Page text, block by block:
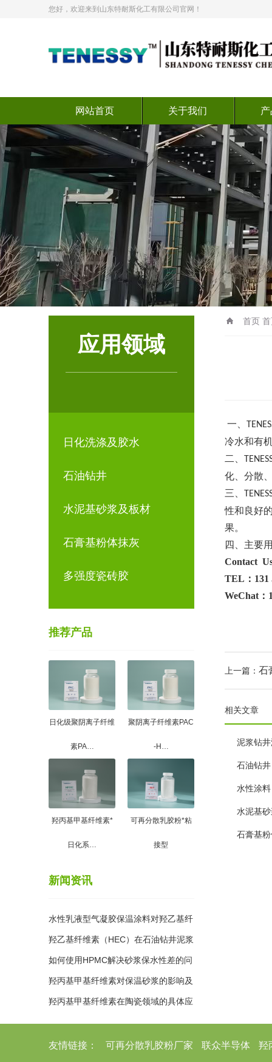
您好，欢迎来到山东特耐斯化工有限公司官网！
网站首页 关于我们
应用领域
日化洗涤及胶水
石油钻井
水泥基砂浆及板材
石膏基粉体抹灰
多强度瓷砖胶
推荐产品
日化级聚阴离子纤维
素PA…
聚阴离子纤维素PAC
-H…
羟丙基甲基纤维素*
日化系…
可再分散乳胶粉*粘
接型
新闻资讯
水性乳液型气凝胶保温涂料对羟乙基纤
维素HEC 要求
羟乙基纤维素（HEC）在石油钻井泥浆
中的作用
如何使用HPMC解决砂浆保水性差的问
题？
羟丙基甲基纤维素对保温砂浆的影响及
配方参考
羟丙基甲基纤维素在陶瓷领域的具体应
用和显著作用
首页
一、
冷水和有
二、
化、分散
三、
性和良好
果。
四、主要
Contact
TEL：131
WeChat：
上一篇： 石
相关文章
泥浆钻
石油钻井
水性涂料
水泥基
石膏基
友情链接： 可再分散乳胶粉厂家 联众半导体 羟